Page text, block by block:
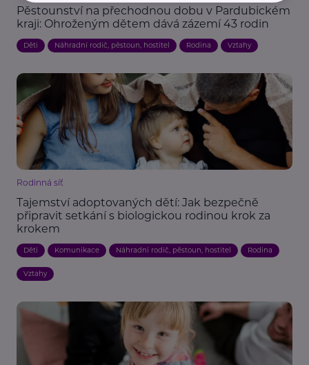
Pěstounství na přechodnou dobu v Pardubickém
kraji: Ohroženým dětem dává zázemí 43 rodin
Děti Náhradní rodič, pěstoun, hostitel Rodina Vztahy
Rodinná síť
Tajemství adoptovaných dětí: Jak bezpečně
připravit setkání s biologickou rodinou krok za
krokem
Děti Komunikace Náhradní rodič, pěstoun, hostitel Rodina
Vztahy